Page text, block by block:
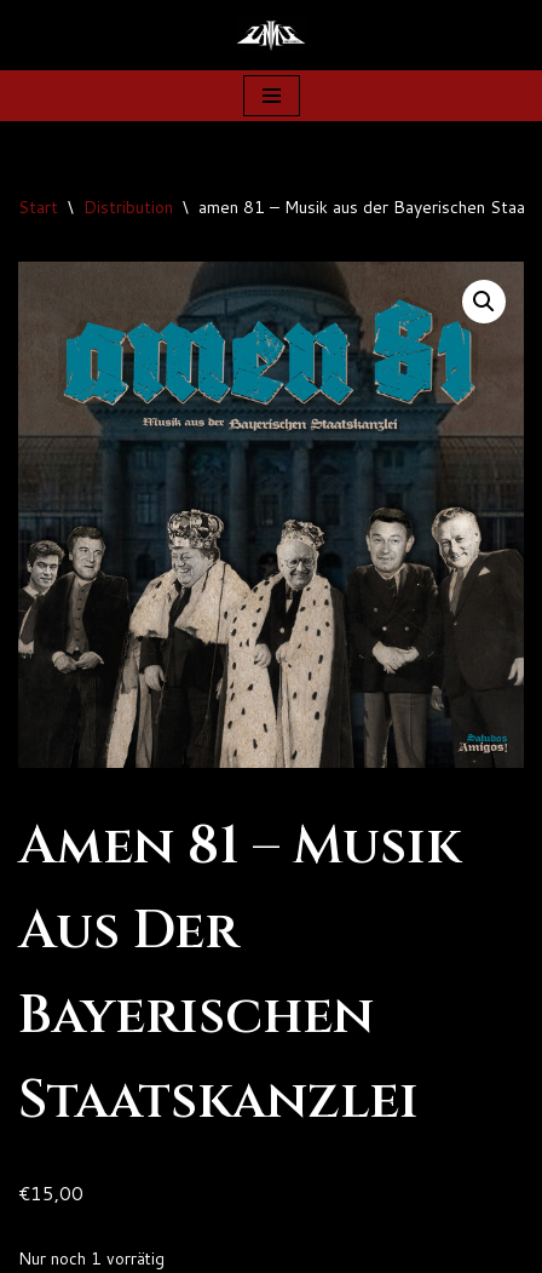
Zum
springen
Start \ Distribution \ amen 81 – Musik aus der Bayerischen
Amen 81 – Musik
Aus Der
Bayerischen
Staatskanzlei
€15,00
Nur noch 1 vorrätig